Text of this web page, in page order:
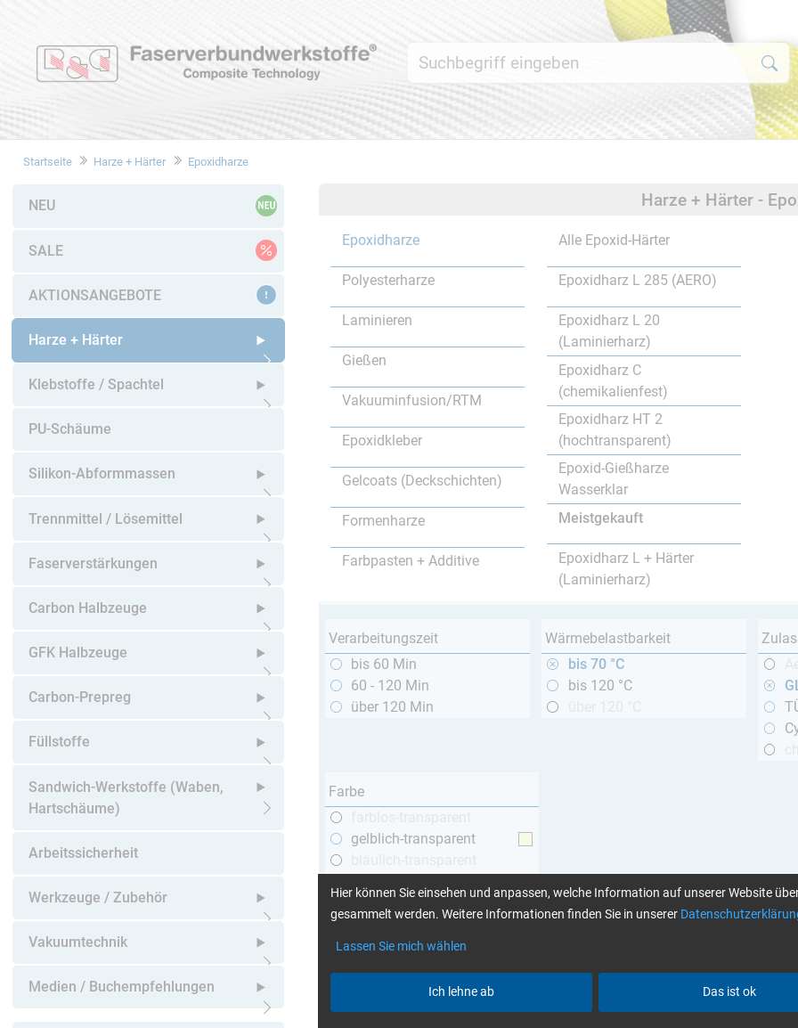
Startseite Harze + Härter Epoxidharze
NEU
SALE
AKTIONSANGEBOTE
Harze + Härter
Untermenü öffnen
Klebstoffe / Spachtel
Untermenü öffnen
PU-Schäume
Silikon-Abformmassen
Untermenü öffnen
Trennmittel / Lösemittel
Untermenü öffnen
Faserverstärkungen
Untermenü öffnen
Carbon Halbzeuge
Untermenü öffnen
GFK Halbzeuge
Untermenü öffnen
Carbon-Prepreg
Untermenü öffnen
Füllstoffe
Untermenü öffnen
Sandwich-Werkstoffe (Waben,
Hartschäume)
Untermenü öffnen
Arbeitssicherheit
Werkzeuge / Zubehör
Untermenü öffnen
Vakuumtechnik
Untermenü öffnen
Medien / Buchempfehlungen
Harze + Härter -
Epoxidharze
Polyesterharze
Laminieren
Gießen
Vakuuminfusion/RTM
Epoxidkleber
Gelcoats (Deckschichten)
Formenharze
Farbpasten + Additive
Alle Epoxid-Härter
Epoxidharz L 285 (AERO)
Epoxidharz L 20
(Laminierharz)
Epoxidharz C
(chemikalienfest)
Epoxidharz HT 2
(hochtransparent)
Epoxid-Gießharze
Wasserklar
Meistgekauft
Epoxidharz L + Härter
(Laminierharz)
Verarbeitungszeit
bis 60 Min
60 - 120 Min
über 120 Min
Wärmebelastbarkeit
bis 70 °C
bis 120 °C
Farbe
gelblich-transparent
Klebstoffe finden Sie hier
Hier können Sie einsehen und anpassen, welche Information auf unserer Website
gesammelt werden. Weitere Informationen finden Sie in unserer
Lassen Sie mich wählen
Ich lehne ab Das ist ok